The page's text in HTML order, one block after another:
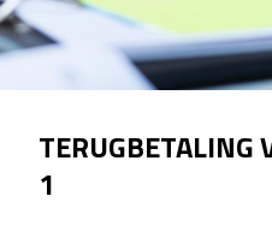
TERUGBETALING
1